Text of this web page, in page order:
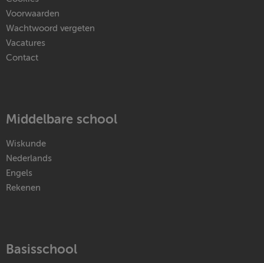
Voorwaarden
Wachtwoord vergeten
Vacatures
Contact
Middelbare school
Wiskunde
Nederlands
Engels
Rekenen
Basisschool